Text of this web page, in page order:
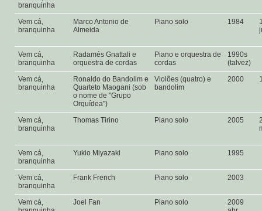
branquinha
Vem cá,
branquinha
Marco Antonio de
Almeida
Piano solo 1984
Vem cá,
branquinha
Radamés Gnattali e
orquestra de cordas
Piano e orquestra de
cordas
1990s
(talvez)
Vem cá,
branquinha
Ronaldo do Bandolim e
Quarteto Maogani (sob
o nome de "Grupo
Orquídea")
Violões (quatro) e
bandolim
2000
Vem cá,
branquinha
Thomas Tirino Piano solo 2005
Vem cá,
branquinha
Yukio Miyazaki Piano solo 1995
Vem cá,
branquinha
Frank French Piano solo 2003
Vem cá,
Joel Fan Piano solo
2009